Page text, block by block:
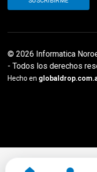
© 2026 Informatica
- Todos los derechos
Hecho en